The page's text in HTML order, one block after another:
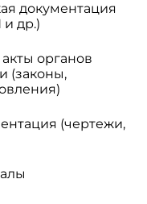
документация
др.)
органов
(законы,
(чертежи,